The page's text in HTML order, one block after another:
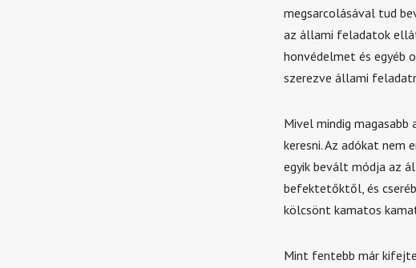
megsarcolásával tud
az állami feladatok
honvédelmet és egyéb
szerezve állami
Mivel mindig
keresni. Az adókat
egyik bevált módja az
befektetőktől, és
kölcsönt kamatos
Mint fentebb már